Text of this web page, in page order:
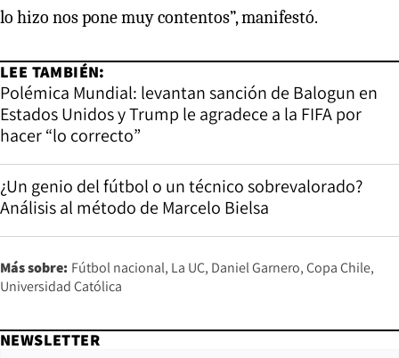
lo hizo nos pone muy contentos”, manifestó.
LEE TAMBIÉN:
Polémica Mundial: levantan sanción de Balogun en
Estados Unidos y Trump le agradece a la FIFA por
hacer “lo correcto”
¿Un genio del fútbol o un técnico sobrevalorado?
Análisis al método de Marcelo Bielsa
Más sobre: Fútbol nacional La UC Daniel Garnero Copa Chile
Universidad Católica
NEWSLETTER